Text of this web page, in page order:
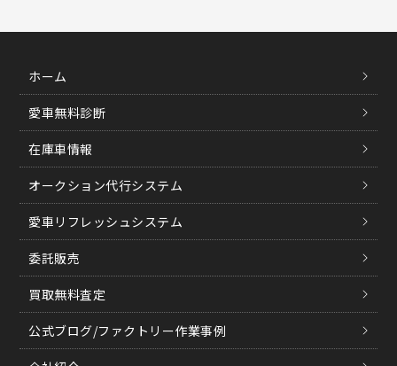
ホーム
愛車無料診断
在庫車情報
オークション代行システム
愛車リフレッシュシステム
委託販売
買取無料査定
公式ブログ/ファクトリー作業事例